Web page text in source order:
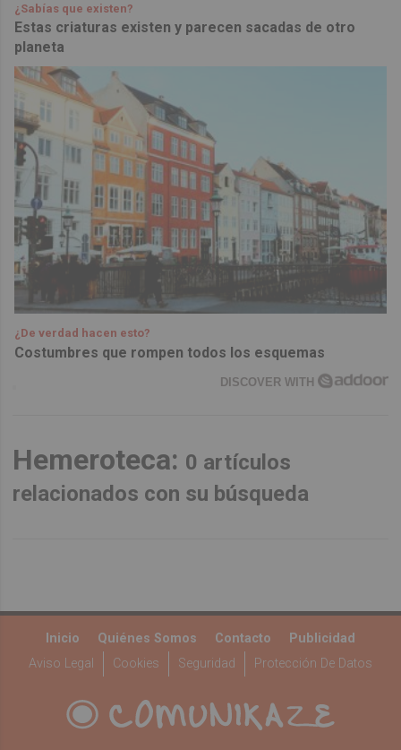
¿Sabías que existen?
Estas criaturas existen y parecen sacadas de otro
planeta
¿De verdad hacen esto?
Costumbres que rompen todos los esquemas
DISCOVER WITH
Hemeroteca: 0 artículos
relacionados con su búsqueda
Inicio Quiénes Somos Contacto
Publicidad
Aviso Legal
Cookies Seguridad Protección De Datos